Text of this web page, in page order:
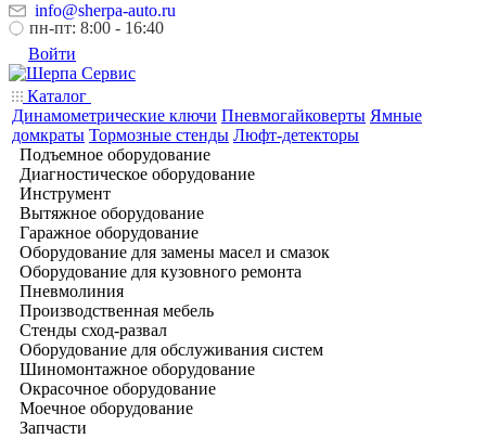
info@sherpa-auto.ru
пн-пт: 8:00 - 16:40
Войти
Каталог
Динамометрические ключи Пневмогайковерты Ямные
домкраты Тормозные стенды Люфт-детекторы
Подъемное оборудование
Диагностическое оборудование
Инструмент
Вытяжное оборудование
Гаражное оборудование
Оборудование для замены масел и смазок
Оборудование для кузовного ремонта
Пневмолиния
Производственная мебель
Стенды сход-развал
Оборудование для обслуживания систем
Шиномонтажное оборудование
Окрасочное оборудование
Моечное оборудование
Запчасти